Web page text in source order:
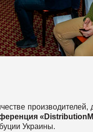
производителей,
Украины.